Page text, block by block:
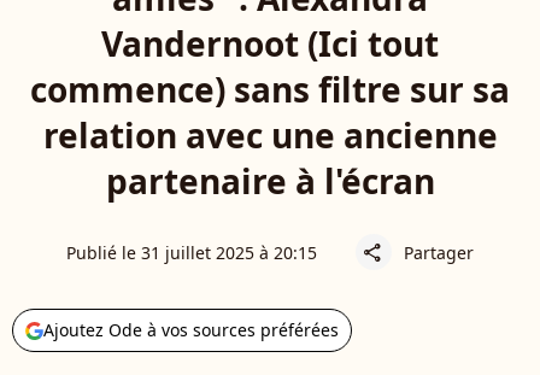
Vandernoot (Ici tout
commence) sans filtre sur sa
relation avec une ancienne
partenaire à l'écran
Publié le 31 juillet 2025 à 20:15 share Partager
Ajoutez Ode à vos sources préférées